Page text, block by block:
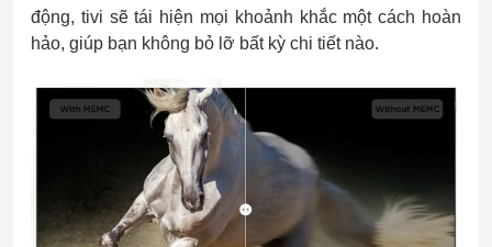
động, tivi sẽ tái hiện mọi khoảnh khắc một cách hoàn
hảo, giúp bạn không bỏ lỡ bất kỳ chi tiết nào.